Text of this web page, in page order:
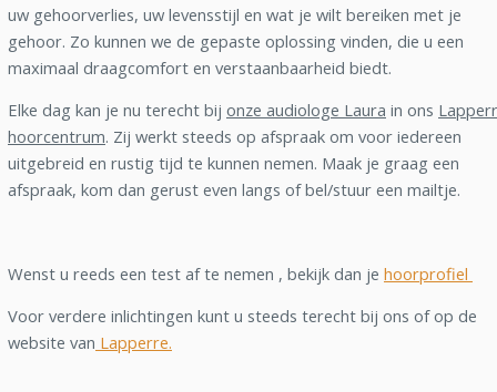
uw gehoorverlies, uw levensstijl en wat je wilt bereiken met je
gehoor. Zo kunnen we de gepaste oplossing vinden, die u een
maximaal draagcomfort en verstaanbaarheid biedt.
Elke dag kan je nu terecht bij onze audiologe Laura in ons
hoorcentrum. Zij werkt steeds op afspraak om voor iedereen
uitgebreid en rustig tijd te kunnen nemen. Maak je graag een
afspraak, kom dan gerust even langs of bel/stuur een mailtje.
Wenst u reeds een test af te nemen , bekijk dan je hoorprofiel
Voor verdere inlichtingen kunt u steeds terecht bij ons of op de
website van Lapperre.